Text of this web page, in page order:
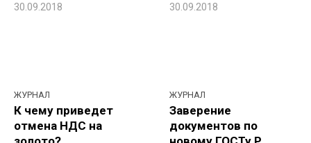
30.09.2018 30.09.2018
ЖУРНАЛ
К чему приведет
отмена НДС на
ЖУРНАЛ
Заверение
документов по